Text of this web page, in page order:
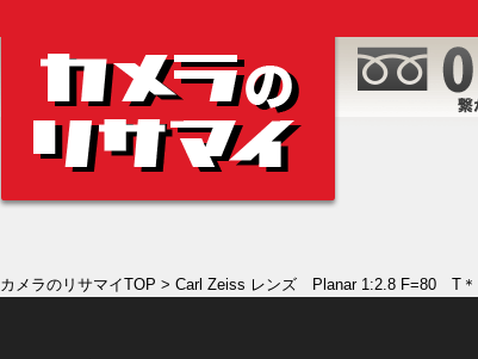
カメラのリサマイTOP > Carl Zeiss レンズ Planar 1:2.8 F=80 T＊